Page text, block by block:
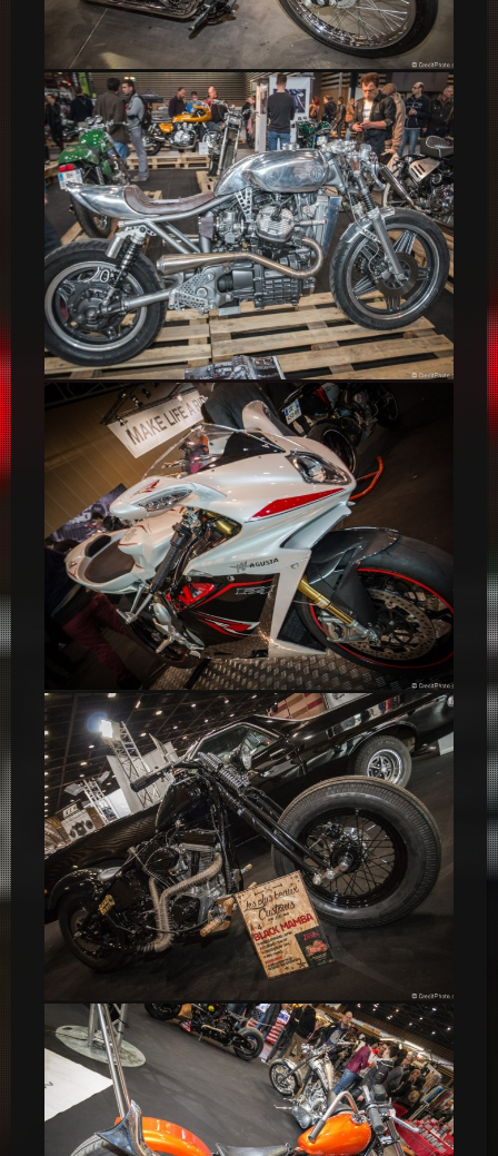
Customs – Stand Vulcanet
Honda Café Racer
MV-Agusta F4 1000 RR
Black Mamba Custom